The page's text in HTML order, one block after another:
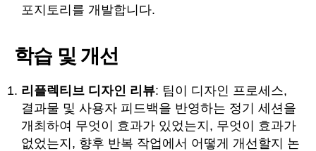
포지토리를 개발합니다.
학습 및 개선
리플렉티브 디자인 리뷰: 팀이 디자인 프로세스,
결과물 및 사용자 피드백을 반영하는 정기 세션을
개최하여 무엇이 효과가 있었는지, 무엇이 효과가
없었는지, 향후 반복 작업에서 어떻게 개선할지 논